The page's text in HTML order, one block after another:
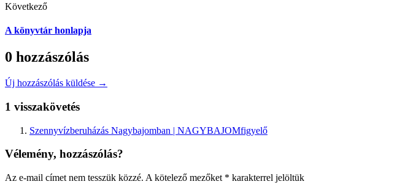
Következő
A könyvtár honlapja
0 hozzászólás
Új hozzászólás küldése →
1 visszakövetés
Szennyvízberuházás Nagybajomban | NAGYBAJOMfigyelő
Vélemény, hozzászólás?
Az e-mail címet nem tesszük közzé. A kötelező mezőket * karakterrel jelöltük